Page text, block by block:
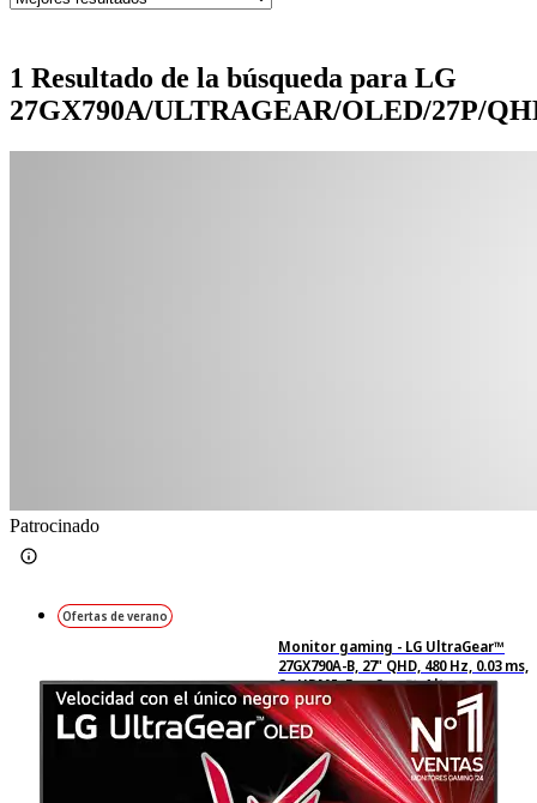
1 Resultado de la búsqueda para LG
27GX790A/ULTRAGEAR/OLED/27P/
Patrocinado
Ofertas de verano
Monitor gaming - LG UltraGear™
27GX790A-B, 27" QHD, 480 Hz, 0.03 ms,
2x HDMI, FreeSync™, Altura
Ajustable, Morado grisáceo